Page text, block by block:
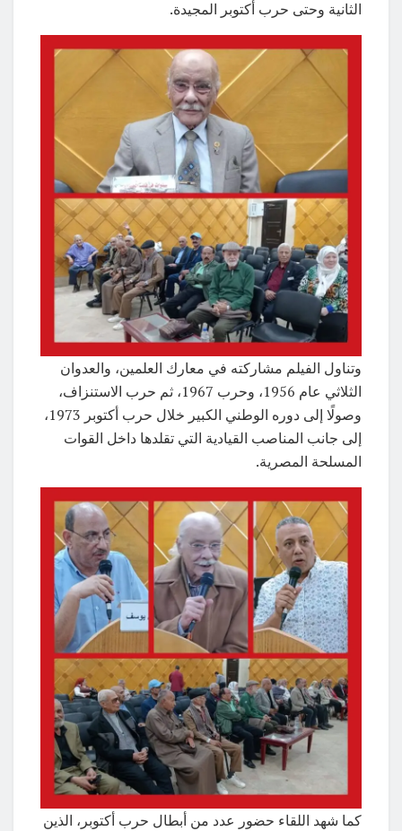
الثانية وحتى حرب أكتوبر المجيدة.
وتناول الفيلم مشاركته في معارك العلمين، والعدوان
الثلاثي عام 1956، وحرب 1967، ثم حرب الاستنزاف،
وصولًا إلى دوره الوطني الكبير خلال حرب أكتوبر 1973،
إلى جانب المناصب القيادية التي تقلدها داخل القوات
المسلحة المصرية.
كما شهد اللقاء حضور عدد من أبطال حرب أكتوبر، الذين